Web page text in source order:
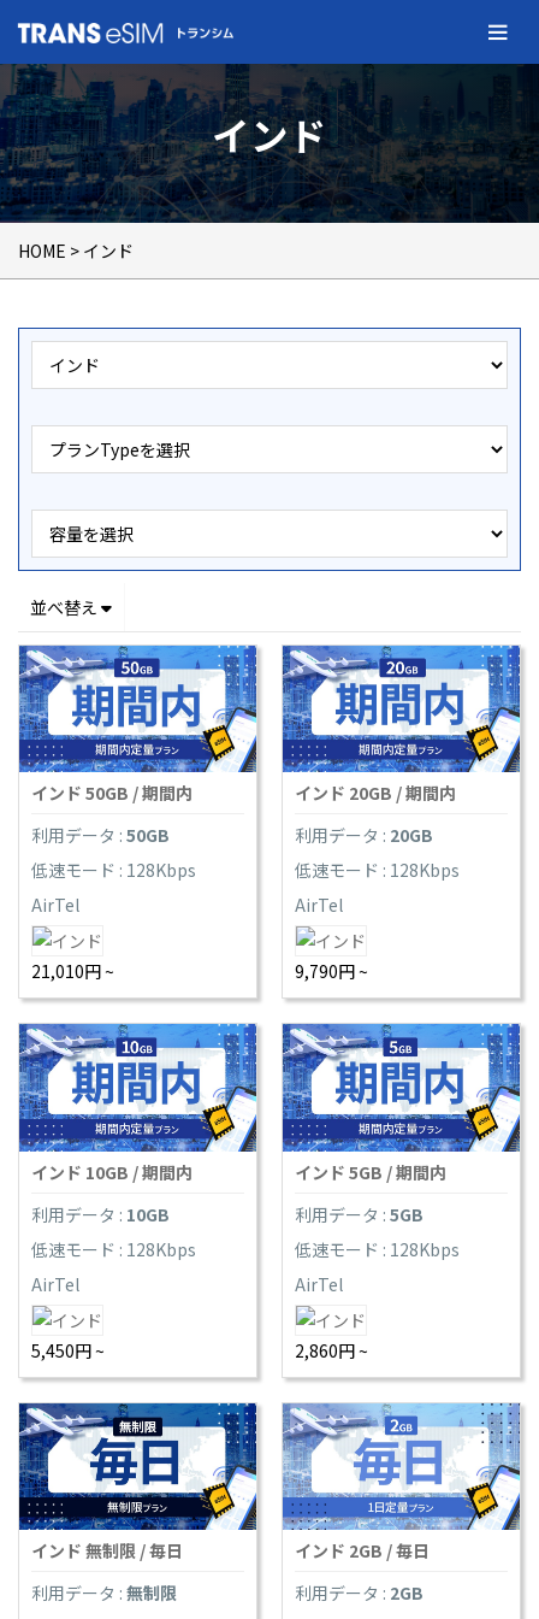
インド
HOME > インド
並べ替え
インド 50GB / 期間内
利用データ : 50GB
低速モード : 128Kbps
AirTel
21,010円 ~
インド 20GB / 期間内
利用データ : 20GB
低速モード : 128Kbps
AirTel
9,790円 ~
インド 10GB / 期間内
利用データ : 10GB
低速モード : 128Kbps
AirTel
5,450円 ~
インド 5GB / 期間内
利用データ : 5GB
低速モード : 128Kbps
AirTel
2,860円 ~
インド 無制限 / 毎日
利用データ : 無制限
インド 2GB / 毎日
利用データ : 2GB